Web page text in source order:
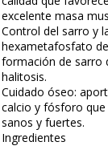
excelente masa
Control del sarro y
hexametafosfato
formación de sarro
halitosis.
Cuidado óseo:
calcio y fósforo
sanos y fuertes.
Ingredientes